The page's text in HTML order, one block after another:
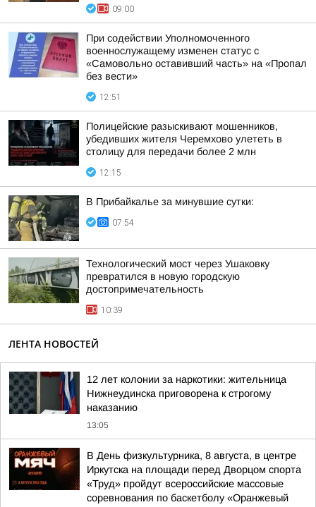
09:00
При содействии Уполномоченного
военнослужащему изменен статус с
«Самовольно оставивший часть» на «Пропал
без вести»
12:51
Полицейские разыскивают мошенников,
убедивших жителя Черемхово улететь в
столицу для передачи более 2 млн
12:15
В Прибайкалье за минувшие сутки:
07:54
Технологический мост через Ушаковку
превратился в новую городскую
достопримечательность
10:39
ЛЕНТА НОВОСТЕЙ
12 лет колонии за наркотики: жительница
Нижнеудинска приговорена к строгому
наказанию
13:05
В День физкультурника, 8 августа, в центре
Иркутска на площади перед Дворцом спорта
«Труд» пройдут всероссийские массовые
соревнования по баскетболу «Оранжевый